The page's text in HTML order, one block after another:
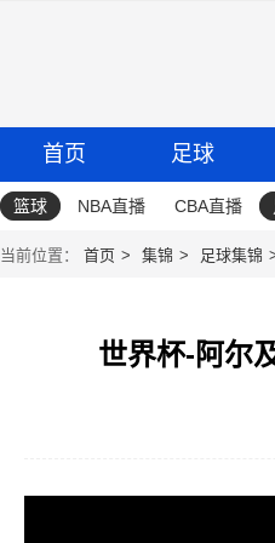
首页 足球
篮球 NBA直播 CBA直播
当前位置： 首页 集锦 足球集锦
世界杯-阿尔